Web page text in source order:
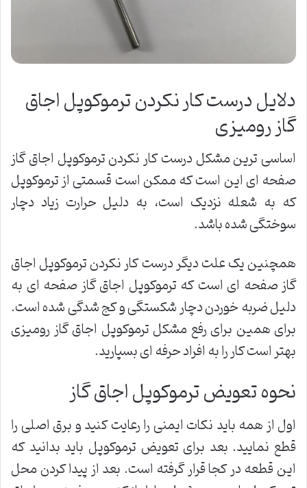
دلایل درست کار نکردن ترموکوپل اجاق
گاز رومیزی
اساسی ترین مشکل درست کار نکردن ترموکوپل اجاق گاز
صفحه ای این است که ممکن است قسمتی از ترموکوپل
که به شعله نزدیک است، به ‌دلیل حرارت زیاد دچار
سوختگی شده باشد.
همچنین یک علت دیگر درست کار نکردن ترموکوپل اجاق
گاز صفحه ای است که ترموکوپل اجاق گاز صفحه ای به
دلیل ضربه خوردن دچار شکستگی و کج شدگی شده است.
برای همین برای رفع مشکل ترموکوپل اجاق گاز رومیزی
بهتر است کار را به افراد حرفه ای بسپارید.
نحوه تعویض ترموکوپل اجاق گاز
اول از همه باید نکات ایمنی را رعایت کنید و برق اصلی را
قطع نمایید. بعد برای تعویض ترموکوپل باید بدانید که
این قطعه در کجا قرار گرفته است. بعد از پیدا کردن محل